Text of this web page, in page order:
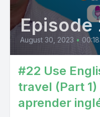
Episode
August 30, 2023 •
#22 Use
travel (Part
aprender